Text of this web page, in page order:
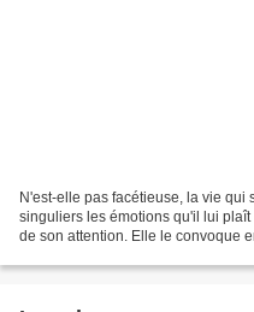
N'est-elle pas facétieuse, la vie
singuliers les émotions qu'il lui
de son attention. Elle le convoque